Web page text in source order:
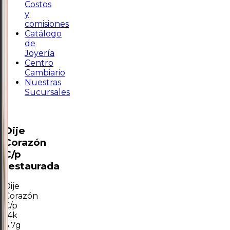
Costos
y
comisiones
Catálogo
de
Joyería
Centro
Cambiario
Nuestras
Sucursales
Dije
Corazón
C/p
restaurada
Dije
Corazón
C/p
14k
3.7g